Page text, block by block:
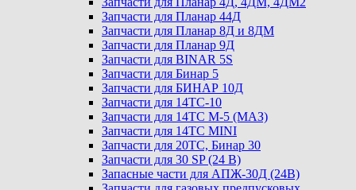
Запчасти для Планар 44Д
Запчасти для Планар 8Д и 8ДМ
Запчасти для Планар 9Д
Запчасти для BINAR 5S
Запчасти для Бинар 5
Запчасти для БИНАР 10Д
Запчасти для 14ТС-10
Запчасти для 14ТС М-5 (МАЗ)
Запчасти для 14ТС MINI
Запчасти для 20ТС, Бинар 30
Запчасти для 30 SP (24 В)
Запасные части для АПЖ-30Д (24В)